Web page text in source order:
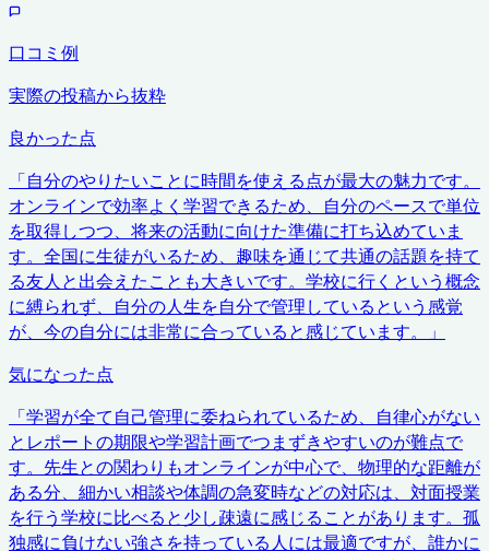
口コミ例
実際の投稿から抜粋
良かった点
「自分のやりたいことに時間を使える点が最大の魅力です。
オンラインで効率よく学習できるため、自分のペースで単位
を取得しつつ、将来の活動に向けた準備に打ち込めていま
す。全国に生徒がいるため、趣味を通じて共通の話題を持て
る友人と出会えたことも大きいです。学校に行くという概念
に縛られず、自分の人生を自分で管理しているという感覚
が、今の自分には非常に合っていると感じています。
」
気になった点
「学習が全て自己管理に委ねられているため、自律心がない
とレポートの期限や学習計画でつまずきやすいのが難点で
す。先生との関わりもオンラインが中心で、物理的な距離が
ある分、細かい相談や体調の急変時などの対応は、対面授業
を行う学校に比べると少し疎遠に感じることがあります。孤
独感に負けない強さを持っている人には最適ですが、誰かに